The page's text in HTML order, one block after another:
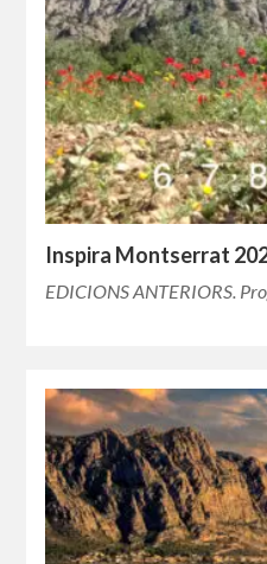
Inspira Montserrat
EDICIONS ANTERIORS.